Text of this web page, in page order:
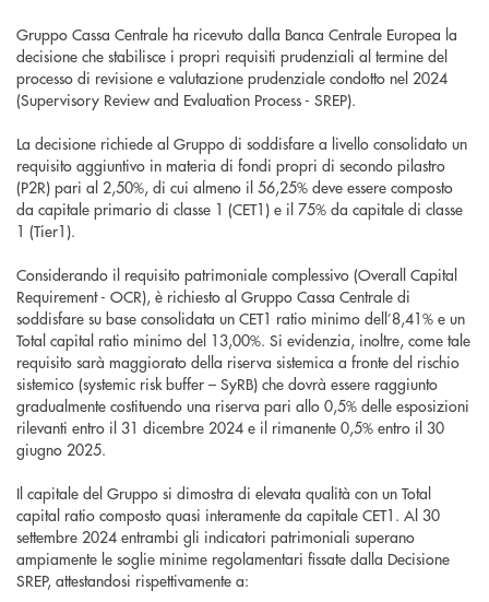
Gruppo Cassa Centrale ha ricevuto dalla Banca Centrale Europea la
decisione che stabilisce i propri requisiti prudenziali al termine del
processo di revisione e valutazione prudenziale condotto nel 2024
(Supervisory Review and Evaluation Process - SREP).
La decisione richiede al Gruppo di soddisfare a livello consolidato un
requisito aggiuntivo in materia di fondi propri di secondo pilastro
(P2R) pari al 2,50%, di cui almeno il 56,25% deve essere composto
da capitale primario di classe 1 (CET1) e il 75% da capitale di classe
1 (Tier1).
Considerando il requisito patrimoniale complessivo (Overall Capital
Requirement - OCR), è richiesto al Gruppo Cassa Centrale di
soddisfare su base consolidata un CET1 ratio minimo dell’8,41% e un
Total capital ratio minimo del 13,00%. Si evidenzia, inoltre, come tale
requisito sarà maggiorato della riserva sistemica a fronte del rischio
sistemico (systemic risk buffer – SyRB) che dovrà essere raggiunto
gradualmente costituendo una riserva pari allo 0,5% delle esposizioni
rilevanti entro il 31 dicembre 2024 e il rimanente 0,5% entro il 30
giugno 2025.
Il capitale del Gruppo si dimostra di elevata qualità con un Total
capital ratio composto quasi interamente da capitale CET1. Al 30
settembre 2024 entrambi gli indicatori patrimoniali superano
ampiamente le soglie minime regolamentari fissate dalla Decisione
SREP, attestandosi rispettivamente a: